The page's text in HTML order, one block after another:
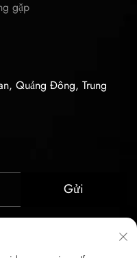
gặp
Quảng Đông, Trung
Gửi